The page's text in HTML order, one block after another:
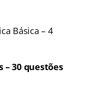
Básica – 4
– 30 questões